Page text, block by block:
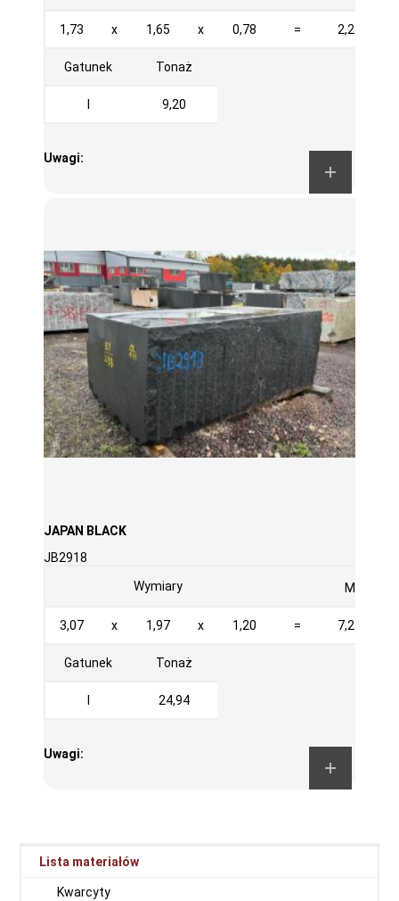
1,73 x 1,65 x 0,78 = 2,227
Gatunek Tonaż
9,20
Uwagi:
JAPAN BLACK
JB2918
Wymiary
M
3,07 x 1,97 x 1,20 = 7,257
Gatunek Tonaż
24,94
Uwagi:
Lista materiałów
Kwarcyty